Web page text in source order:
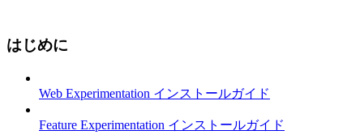
はじめに
Web Experimentation インストールガイド
Feature Experimentation インストールガイド